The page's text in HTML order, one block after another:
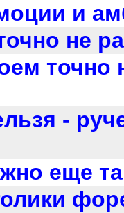
и
не
точно
-
еще